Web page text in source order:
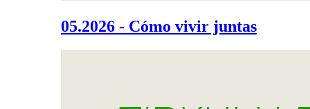
05.2026 - Cómo vivir juntas